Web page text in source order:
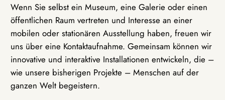
Wenn Sie selbst ein Museum, eine Galerie oder einen
öffentlichen Raum vertreten und Interesse an einer
mobilen oder stationären Ausstellung haben, freuen wir
uns über eine Kontaktaufnahme. Gemeinsam können wir
innovative und interaktive Installationen entwickeln, die –
wie unsere bisherigen Projekte – Menschen auf der
ganzen Welt begeistern.